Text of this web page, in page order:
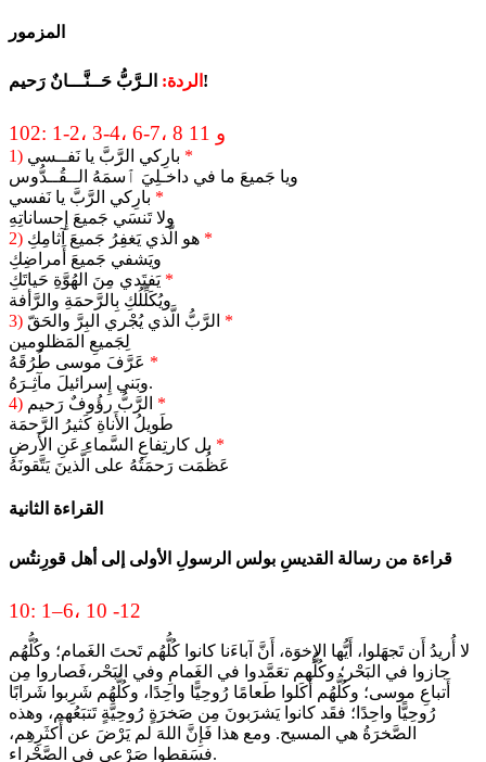
المزمور
الردة: الـرَّبُّ حَــنَّـــانٌ رَحيم!
102: 1-2، 3-4، 6-7، 8 و 11
1)
*
ويا جَميعَ ما في داخـلِيَ ٱسمَهُ الــقُــدُّوس
*
ولا تَنسَي جَميعَ إِحساناتِهِ
2)
*
ويَشفي جَميعَ أَمراضِكِ
يَفتَدي مِنَ الهُوَّةِ حَياتَكِ *
ويُكَلِّلُكِ بِالرَّحمَةِ والرَّأفة
3) الرَّبُّ الَّذي يُجْري البِرَّ والحَقّ *
لِجَميعِ المَظلومين
*
وبَني إِسرائيلَ مآثِـرَهُ.
4)
*
طَويلُ الأَناةِ كَثيرُ الرَّحمَة
*
عَظُمَت رَحمَتُهُ على الَّذينَ يَتَّقونَهُ
القراءة الثانية
قراءة من رسالة القديسِ بولس الرسولِ الأولى إلى أهل قورِنتُس
10: 1–6، 10 -12
لا أُريدُ أَن تَجهَلوا، أَيُّها الإِخوَة، أَنَّ آباءَنا كانوا كُلُّهُم تَحتَ الغَمام؛ وكُلُّهُم
جازوا في البَحْر؛ وكُلُّهم تعَمَّدوا في الغَمامِ وفي البَحْر،فَصاروا مِن
أَتباعِ موسى؛ وكُلُّهُم أَكَلوا طَعامًا رُوحِيًّا واحِدًا، وكُلُّهُم شَرِبوا شَرابًا
رُوحِيًّا واحِدًا؛ فقَد كانوا يَشرَبونَ مِن صَخرَةٍ رُوحِيَّةٍ تَتبَعُهم، وهذه
الصَّخرَةُ هي المسيح. ومع هذا فَإِنَّ اللهَ لم يَرْضَ عن أَكثَرِهِم،
فسَقطوا صَرْعى في الصَّحْراء.